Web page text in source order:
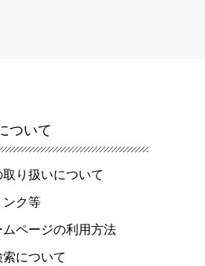
ついて
り扱いについて
ク等
ページの利用方法
について